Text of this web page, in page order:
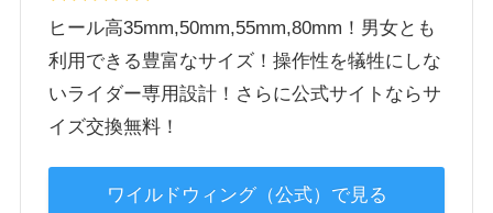
ヒール高35mm,50mm,55mm,80mm！男女とも
利用できる豊富なサイズ！操作性を犠牲にしな
いライダー専用設計！さらに公式サイトならサ
イズ交換無料！
ワイルドウィング（公式）で見る